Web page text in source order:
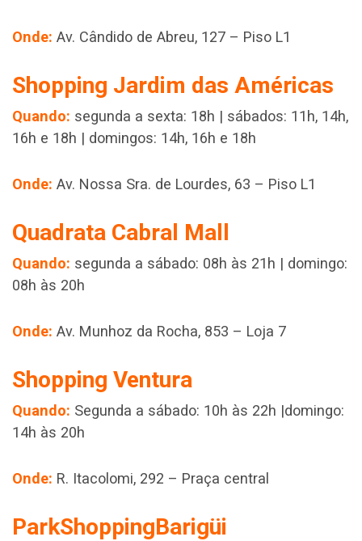
Onde: Av. Cândido de Abreu, 127 – Piso L1
Shopping Jardim das Américas
Quando: segunda a sexta: 18h | sábados: 11h, 14h,
16h e 18h | domingos: 14h, 16h e 18h
Onde: Av. Nossa Sra. de Lourdes, 63 – Piso L1
Quadrata Cabral Mall
Quando: segunda a sábado: 08h às 21h | domingo:
08h às 20h
Onde: Av. Munhoz da Rocha, 853 – Loja 7
Shopping Ventura
Quando: Segunda a sábado: 10h às 22h |domingo:
14h às 20h
Onde: R. Itacolomi, 292 – Praça central
ParkShoppingBarigüi